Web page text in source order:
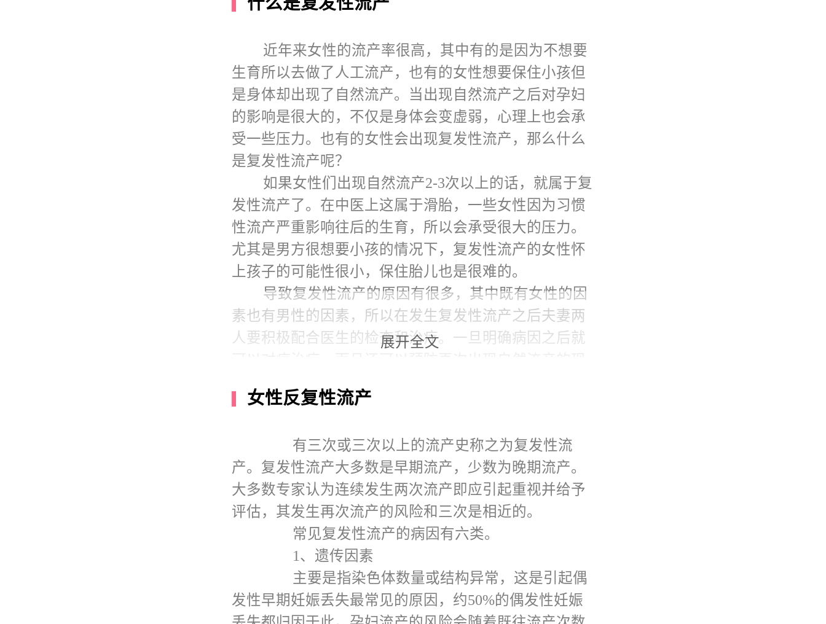
关于好孕帮
近年来女性的流产率很高，其中有的是因为不想要
生育所以去做了人工流产，也有的女性想要保住小孩但
是身体却出现了自然流产。当出现自然流产之后对孕妇
的影响是很大的，不仅是身体会变虚弱，心理上也会承
受一些压力。也有的女性会出现复发性流产，那么什么
是复发性流产呢？
如果女性们出现自然流产2-3次以上的话，就属于复
发性流产了。在中医上这属于滑胎，一些女性因为习惯
性流产严重影响往后的生育，所以会承受很大的压力。
尤其是男方很想要小孩的情况下，复发性流产的女性怀
上孩子的可能性很小，保住胎儿也是很难的。
导致复发性流产的原因有很多，其中既有女性的因
素也有男性的因素，所以在发生复发性流产之后夫妻两
人要积极配合医生的检查和治疗。一旦明确病因之后就
不仅会影响怀孕，也会对女性身体健康受到影响。
展开全文
女性反复性流产
有三次或三次以上的流产史称之为复发性流
产。复发性流产大多数是早期流产，少数为晚期流产。
大多数专家认为连续发生两次流产即应引起重视并给予
评估，其发生再次流产的风险和三次是相近的。
常见复发性流产的病因有六类。
1、遗传因素
主要是指染色体数量或结构异常，这是引起偶
发性早期妊娠丢失最常见的原因，约50%的偶发性妊娠